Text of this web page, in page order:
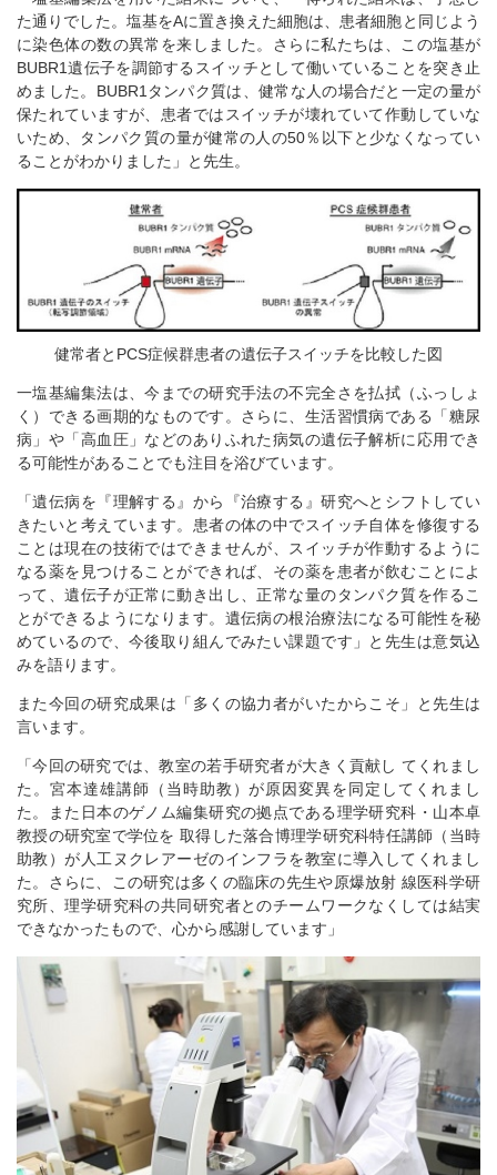
た通りでした。塩基をAに置き換えた細胞は、患者細胞と同じよう
に染色体の数の異常を来しました。さらに私たちは、この塩基が
BUBR1遺伝子を調節するスイッチとして働いていることを突き止
めました。BUBR1タンパク質は、健常な人の場合だと一定の量が
保たれていますが、患者ではスイッチが壊れていて作動していな
いため、タンパク質の量が健常の人の50％以下と少なくなってい
ることがわかりました」と先生。
健常者とPCS症候群患者の遺伝子スイッチを比較した図
一塩基編集法は、今までの研究手法の不完全さを払拭（ふっしょ
く）できる画期的なものです。さらに、生活習慣病である「糖尿
病」や「高血圧」などのありふれた病気の遺伝子解析に応用でき
る可能性があることでも注目を浴びています。
「遺伝病を『理解する』から『治療する』研究へとシフトしてい
きたいと考えています。患者の体の中でスイッチ自体を修復する
ことは現在の技術ではできませんが、スイッチが作動するように
なる薬を見つけることができれば、その薬を患者が飲むことによ
って、遺伝子が正常に動き出し、正常な量のタンパク質を作るこ
とができるようになります。遺伝病の根治療法になる可能性を秘
めているので、今後取り組んでみたい課題です」と先生は意気込
みを語ります。
また今回の研究成果は「多くの協力者がいたからこそ」と先生は
言います。
「今回の研究では、教室の若手研究者が大きく貢献し てくれまし
た。宮本達雄講師（当時助教）が原因変異を同定してくれまし
た。また日本のゲノム編集研究の拠点である理学研究科・山本卓
教授の研究室で学位を 取得した落合博理学研究科特任講師（当時
助教）が人工ヌクレアーゼのインフラを教室に導入してくれまし
た。さらに、この研究は多くの臨床の先生や原爆放射 線医科学研
究所、理学研究科の共同研究者とのチームワークなくしては結実
できなかったもので、心から感謝しています」